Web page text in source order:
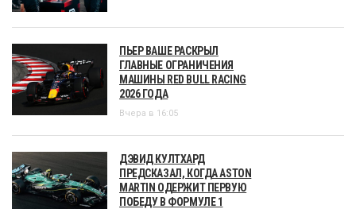
ПЬЕР ВАШЕ РАСКРЫЛ
ГЛАВНЫЕ ОГРАНИЧЕНИЯ
МАШИНЫ RED BULL RACING
2026 ГОДА
Вчера в 16:05
ДЭВИД КУЛТХАРД
ПРЕДСКАЗАЛ, КОГДА ASTON
MARTIN ОДЕРЖИТ ПЕРВУЮ
ПОБЕДУ В ФОРМУЛЕ 1